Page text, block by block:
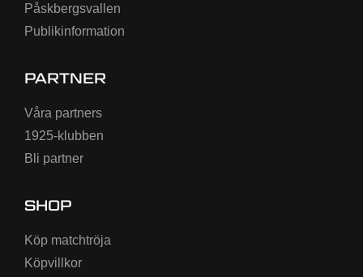
Påskbergsvallen
Publikinformation
PARTNER
Våra partners
1925-klubben
Bli partner
SHOP
Köp matchtröja
Köpvillkor